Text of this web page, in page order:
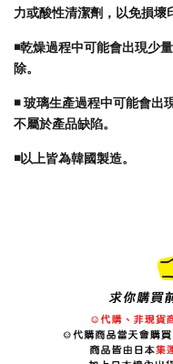
力或酸性清潔劑，以免損壞
◾️乾燥過程中可能會出現少
除。
◾️ 玻璃生產過程中可能會
不屬於產品缺陷。
◾️以上皆為韓國製造。